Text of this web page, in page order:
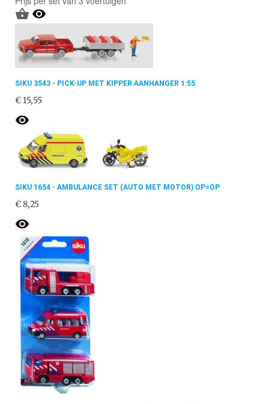
 
SIKU 3543 - PICK-UP MET KIPPER AANHANGER 1:55
€ 15,55

SIKU 1654 - AMBULANCE SET (AUTO MET MOTOR) OP=OP
€ 8,25
